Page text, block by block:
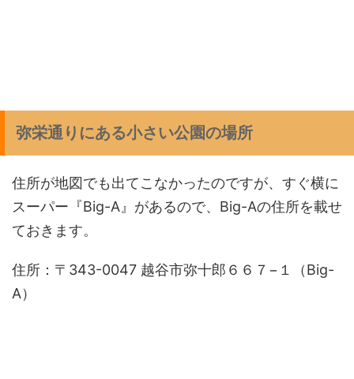
弥栄通りにある小さい公園の場所
住所が地図でも出てこなかったのですが、すぐ横に
スーパー『Big-A』があるので、Big-Aの住所を載せ
ておきます。
住所：〒343-0047 越谷市弥十郎６６７−１（Big-
A）